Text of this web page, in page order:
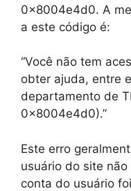
0x8004e4d0. A
a este código é:
“Você não tem
obter ajuda, entre
departamento de
0x8004e4d0).”
Este erro
usuário do site
conta do usuário